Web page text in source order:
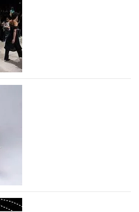
неделе моды
Московской неделе моды,
столице с 26 сентября
1047 заявок. Примерно
прислали дизайнеры,
были представлены в…
свои новинки на Euro